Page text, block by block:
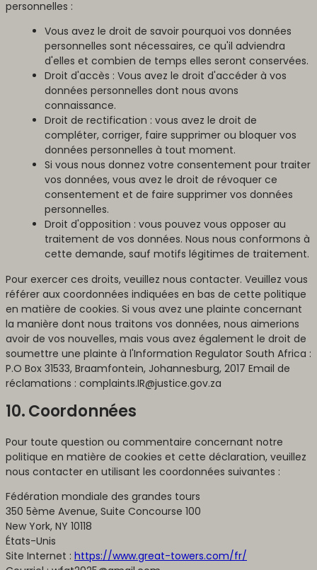
personnelles :
Vous avez le droit de savoir pourquoi vos données
personnelles sont nécessaires, ce qu'il adviendra
d'elles et combien de temps elles seront conservées.
Droit d'accès : Vous avez le droit d'accéder à vos
données personnelles dont nous avons
connaissance.
Droit de rectification : vous avez le droit de
compléter, corriger, faire supprimer ou bloquer vos
données personnelles à tout moment.
Si vous nous donnez votre consentement pour traiter
vos données, vous avez le droit de révoquer ce
consentement et de faire supprimer vos données
personnelles.
Droit d'opposition : vous pouvez vous opposer au
traitement de vos données. Nous nous conformons à
cette demande, sauf motifs légitimes de traitement.
Pour exercer ces droits, veuillez nous contacter. Veuillez vous
référer aux coordonnées indiquées en bas de cette politique
en matière de cookies. Si vous avez une plainte concernant
la manière dont nous traitons vos données, nous aimerions
avoir de vos nouvelles, mais vous avez également le droit de
soumettre une plainte à l'Information Regulator South Africa :
P.O Box 31533, Braamfontein, Johannesburg, 2017 Email de
réclamations : complaints.IR@justice.gov.za
10. Coordonnées
Pour toute question ou commentaire concernant notre
politique en matière de cookies et cette déclaration, veuillez
nous contacter en utilisant les coordonnées suivantes :
Fédération mondiale des grandes tours
350 5ème Avenue, Suite Concourse 100
New York, NY 10118
États-Unis
Site Internet : https://www.great-towers.com/fr/